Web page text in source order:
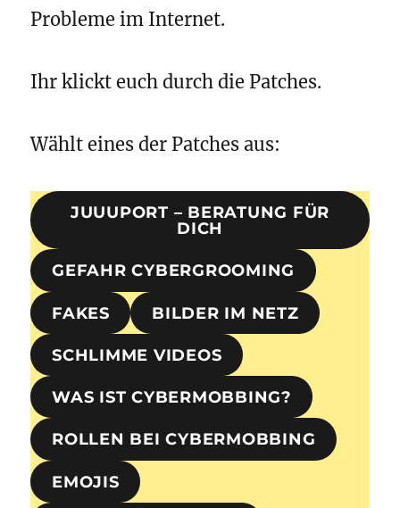
Probleme im Internet.
Ihr klickt euch durch die Patches.
Wählt eines der Patches aus:
JUUUPORT – BERATUNG FÜR
DICH
GEFAHR CYBERGROOMING
FAKES BILDER IM NETZ
SCHLIMME VIDEOS
WAS IST CYBERMOBBING?
ROLLEN BEI CYBERMOBBING
EMOJIS